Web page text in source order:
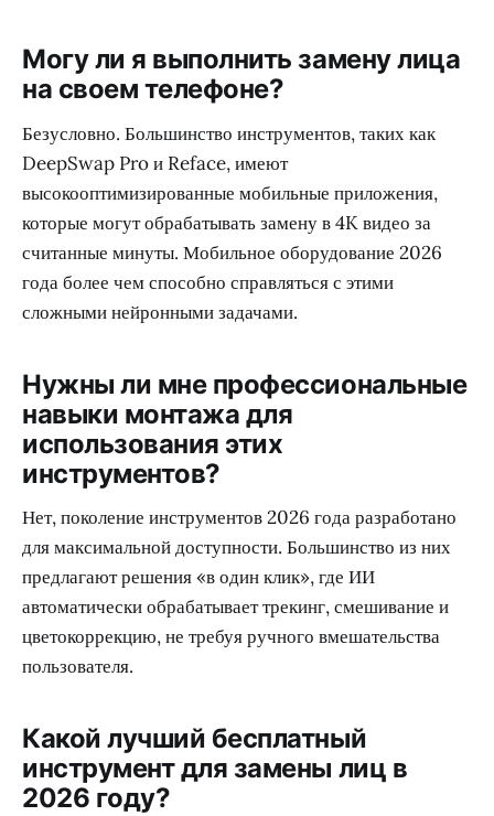
Могу ли я выполнить замену лица
на своем телефоне?
Безусловно. Большинство инструментов, таких как
DeepSwap Pro и Reface, имеют
высокооптимизированные мобильные приложения,
которые могут обрабатывать замену в 4K видео за
считанные минуты. Мобильное оборудование 2026
года более чем способно справляться с этими
сложными нейронными задачами.
Нужны ли мне профессиональные
навыки монтажа для
использования этих
инструментов?
Нет, поколение инструментов 2026 года разработано
для максимальной доступности. Большинство из них
предлагают решения «в один клик», где ИИ
автоматически обрабатывает трекинг, смешивание и
цветокоррекцию, не требуя ручного вмешательства
пользователя.
Какой лучший бесплатный
инструмент для замены лиц в
2026 году?